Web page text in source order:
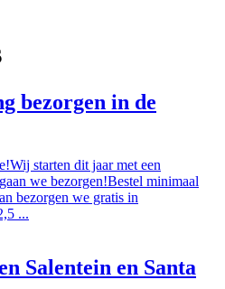
bezorgen in de
starten dit jaar met een
we bezorgen!Bestel minimaal
bezorgen we gratis in
...
Salentein en Santa